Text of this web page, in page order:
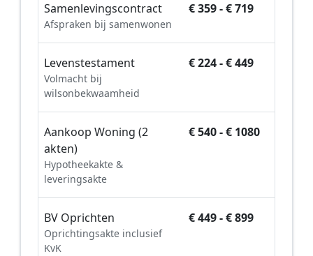
Samenlevingscontract
Afspraken bij samenwonen
€ 359 - € 719
Levenstestament
Volmacht bij
wilsonbekwaamheid
€ 224 - € 449
Aankoop Woning (2
akten)
Hypotheekakte &
leveringsakte
€ 540 - € 1080
BV Oprichten
Oprichtingsakte inclusief
KvK
€ 449 - € 899